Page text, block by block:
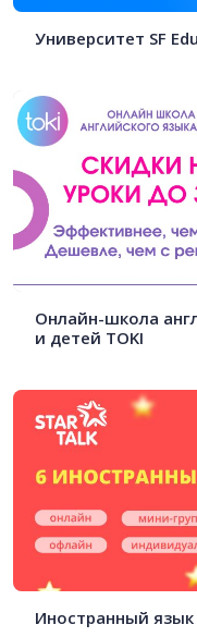
Университет SF
Онлайн-школа
и детей TOKI
Иностранный